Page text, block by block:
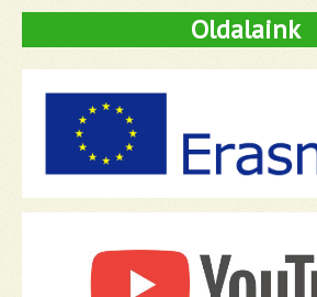
Oldalaink